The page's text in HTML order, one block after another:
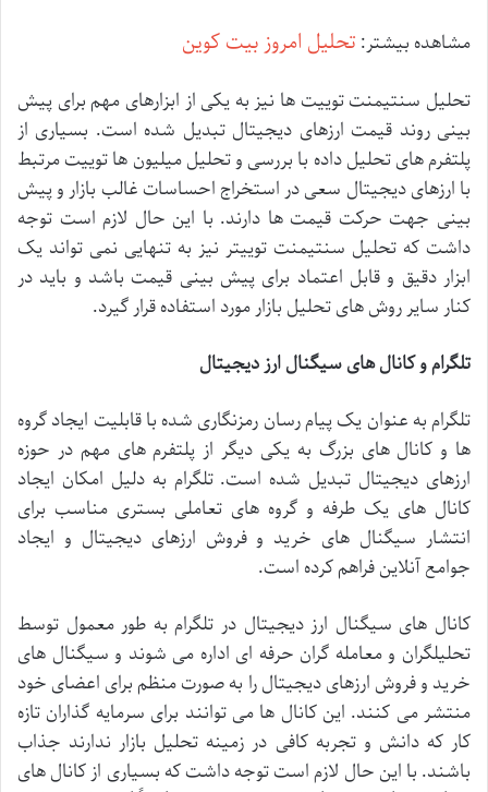
مشاهده بیشتر: تحلیل امروز بیت کوین
تحلیل سنتیمنتتوییتها نیز به یکی از ابزارهای مهم برای پیش
بینی روند قیمت ارزهای دیجیتال تبدیل شده است. بسیاری از
پلتفرمهایتحلیل داده با بررسی وتحلیل میلیون هاتوییتمرتبط
با ارزهایدیجیتال سعیدر استخراج احساساتغالب بازار وپیش
بینی جهت حرکت قیمت ها دارند. با این حال لازم است توجه
داشت که تحلیل سنتیمنت توییتر نیز به تنهایی نمی تواند یک
ابزار دقیق و قابل اعتماد برای پیش بینی قیمت باشد و باید در
کنار سایر روشهایتحلیل بازار مورد استفادهقرار گیرد.
تلگراموکانالهایسیگنالارزدیجیتال
تلگرامبه عنوان یکپیامرسان رمزنگاری شده با قابلیت ایجادگروه
ها و کانال های بزرگ به یکی دیگر از پلتفرم های مهم در حوزه
ارزهای دیجیتال تبدیل شده است.تلگرام به دلیل امکان ایجاد
کانال های یک طرفه و گروه های تعاملی بستری مناسب برای
انتشار سیگنال های خرید و فروش ارزهای دیجیتال و ایجاد
جوامعآنلاینفراهمکرده است.
کانال های سیگنال ارز دیجیتال در تلگرام به طور معمول توسط
تحلیلگران و معامله گران حرفه ای اداره می شوند و سیگنال های
خرید وفروش ارزهایدیجیتال را بهصورتمنظم برای اعضای خود
منتشر می کنند. این کانال ها می توانند برای سرمایه گذاران تازه
کار که دانش و تجربه کافی در زمینه تحلیل بازار ندارند جذاب
باشند. با این حال لازماستتوجهداشتکه بسیاری از کانالهای